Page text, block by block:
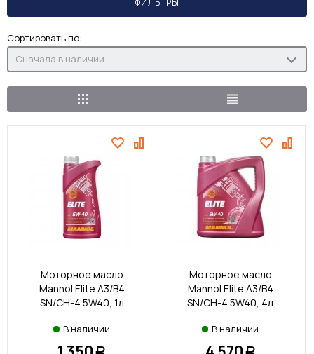
ФИЛЬТРЫ
Сортировать по:
Сначала в наличии
Моторное масло
Mannol Elite A3/B4
SN/CH-4 5W40, 1л
В наличии
Р
Моторное масло
Mannol Elite A3/B4
SN/CH-4 5W40, 4л
В наличии
Р